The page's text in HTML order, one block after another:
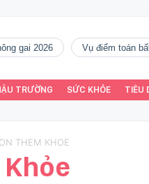
gai 2026 vụ điểm toán
TRƯỜNG SỨC KHỎE TIÊU
THEM KHOE